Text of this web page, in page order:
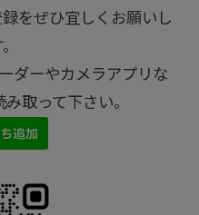
をぜひ宜しくお願いし
ダーやカメラアプリな
取って下さい。